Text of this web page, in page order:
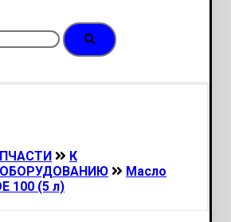
К
Масло
100 (5 л)